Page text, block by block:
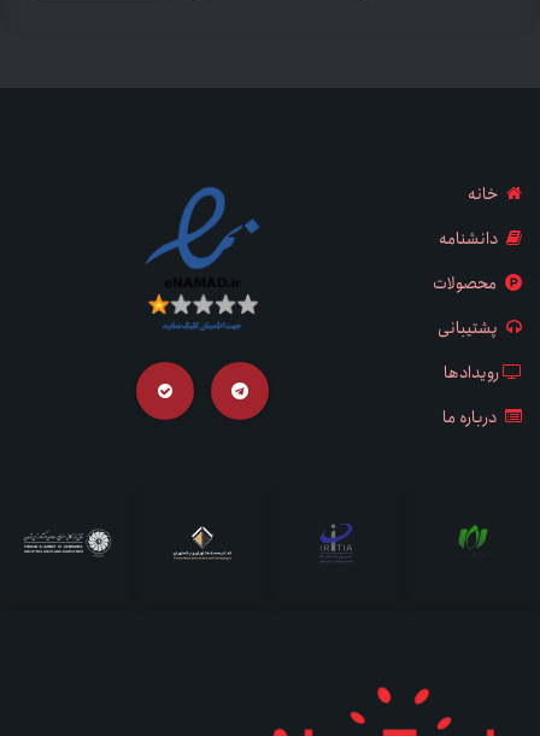
خانه
دانشنامه
محصولات
پشتیبانی
رویدادها
درباره ما